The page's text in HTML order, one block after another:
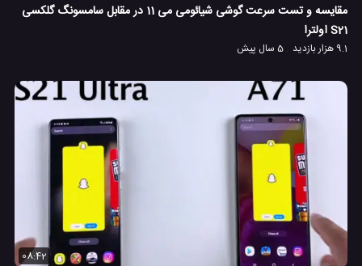
مقایسه و تست سرعت گوشی شیائومی می 11 در مقابل سامسونگ گلکسی
S21 اولترا
9.1 هزار بازدید 5 سال پیش
08:42